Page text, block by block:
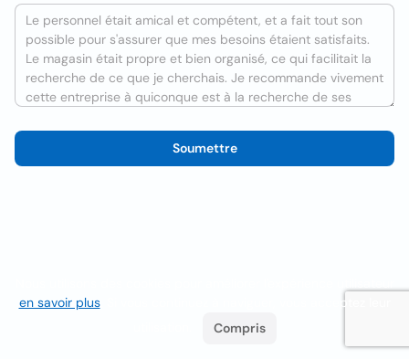
Soumettre
en savoir plus. Si vous continuez à naviguer, vous acceptez leur
Compris